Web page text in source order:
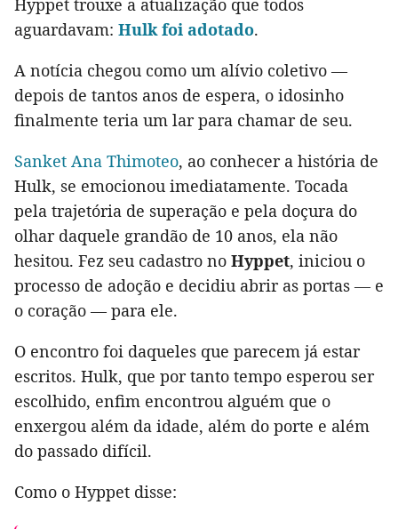
aguardavam: Hulk foi adotado.
A notícia chegou como um alívio coletivo —
depois de tantos anos de espera, o idosinho
finalmente teria um lar para chamar de seu.
Sanket Ana Thimoteo, ao conhecer a história de
Hulk, se emocionou imediatamente. Tocada
pela trajetória de superação e pela doçura do
olhar daquele grandão de 10 anos, ela não
hesitou. Fez seu cadastro no Hyppet, iniciou o
processo de adoção e decidiu abrir as portas — e
o coração — para ele.
O encontro foi daqueles que parecem já estar
escritos. Hulk, que por tanto tempo esperou ser
escolhido, enfim encontrou alguém que o
enxergou além da idade, além do porte e além
do passado difícil.
Como o Hyppet disse: